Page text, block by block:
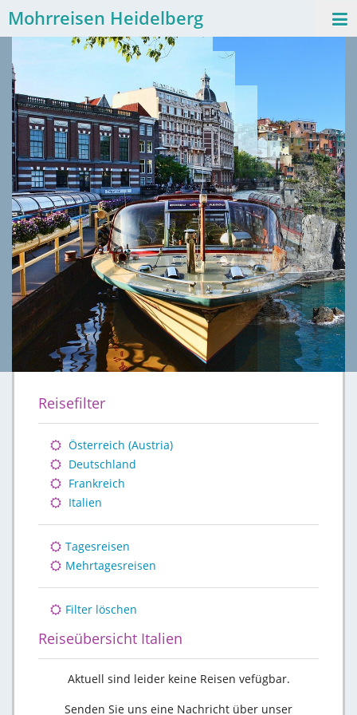
Mohrreisen Heidelberg
Reisefilter
Österreich (Austria)
Deutschland
Frankreich
Italien
Tagesreisen
Mehrtagesreisen
Filter löschen
Reiseübersicht Italien
Aktuell sind leider keine Reisen vefügbar.
Senden Sie uns eine Nachricht über unser